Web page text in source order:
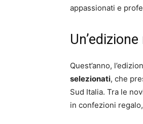
appassionati e
Quest’anno,
selezionati, che
Sud Italia. Tra le
in confezioni